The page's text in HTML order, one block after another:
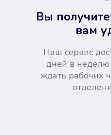
Вы
вам
Наш сервис
дней в
ждать рабочих